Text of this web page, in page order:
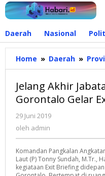
Lewati
ke
Daerah Nasional
Home » Daerah »
Jelang Akhir
Gorontalo Gelar
29 Juni 2019
oleh admin
Komandan Pangkalan
Laut (P) Tonny Sundah, M.Tr.,
kegiataan Exit Briefing